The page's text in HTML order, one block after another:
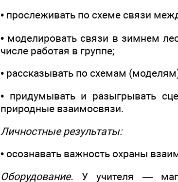
• прослеживать по схеме связи
• моделировать связи в зимнем
числе работая в группе;
• рассказывать по схемам
• придумывать и разыгрывать
природные взаимосвязи.
Личностные результаты:
• осознавать важность охраны
Оборудование. У учителя —